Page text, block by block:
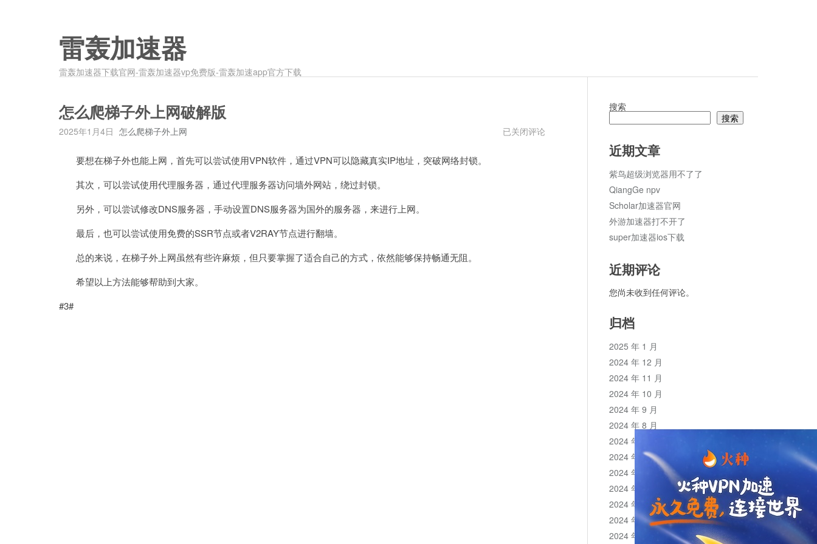
雷轰加速器
雷轰加速器下载官网-雷轰加速器vp免费版-雷轰加速app官方下载
怎么爬梯子外上网破解版
2025年1月4日 怎么爬梯子外上网
怎
已关闭评论
要想在梯子外也能上网，首先可以尝试使用VPN软件，通过VPN可以隐藏真实IP地址，突破网络封锁。
其次，可以尝试使用代理服务器，通过代理服务器访问墙外网站，绕过封锁。
另外，可以尝试修改DNS服务器，手动设置DNS服务器为国外的服务器，来进行上网。
最后，也可以尝试使用免费的SSR节点或者V2RAY节点进行翻墙。
总的来说，在梯子外上网虽然有些许麻烦，但只要掌握了适合自己的方式，依然能够保持畅通无阻。
希望以上方法能够帮助到大家。
#3#
搜索
搜索
近期文章
紫鸟超级浏览器用不了了
QiangGe npv
Scholar加速器官网
外游加速器打不开了
super加速器ios下载
近期评论
您尚未收到任何评论。
归档
2025 年 1 月
2024 年 12 月
2024 年 11 月
2024 年 10 月
2024 年 9 月
2024 年 8 月
2024 年 7 月
2024 年 6 月
2024 年 5 月
2024 年 4 月
2024 年 3 月
2024 年 2 月
2024 年 1 月